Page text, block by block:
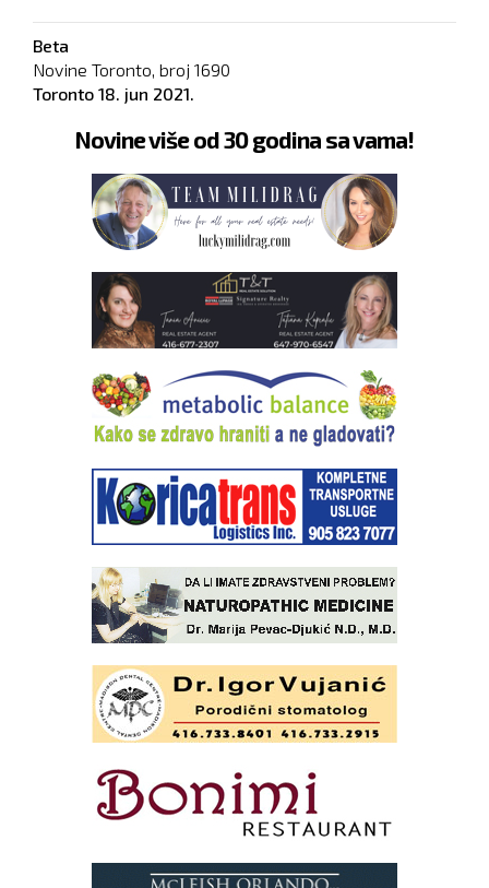
Beta
Novine Toronto, broj 1690
Toronto 18. jun 2021.
Novine više od 30 godina sa vama!